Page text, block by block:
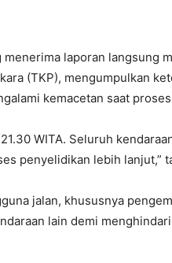
laporan langsung
(TKP), mengumpulkan
kemacetan saat
WITA. Seluruh
penyelidikan lebih lanjut,”
jalan, khususnya
lain demi